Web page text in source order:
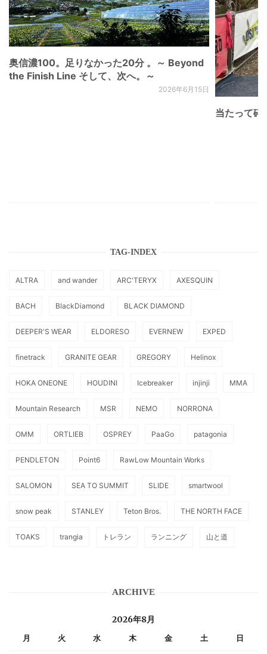
奥信濃100。足りなかった20分 。～ Beyond
the Finish Line そして、次へ。～
2026年6月15日
当たって砕
TAG-INDEX
ALTRA and wander ARC'TERYX AXESQUIN
BACH BlackDiamond BLACK DIAMOND
DEEPER'S WEAR ELDORESO EVERNEW EXPED
finetrack GRANITE GEAR GREGORY Helinox
HOKA ONEONE HOUDINI Icebreaker injinji MMA
Mountain Research MSR NEMO NORRONA
OMM ORTLIEB OSPREY PaaGo patagonia
PENDLETON Point6 RawLow Mountain Works
SALOMON SEA TO SUMMIT SLIDE smartwool
snow peak STANLEY Teton Bros. THE NORTH FACE
TOAKS trangia トレラン ランニング 山と道
ARCHIVE
2026年8月
月 火 水 木 金 土 日